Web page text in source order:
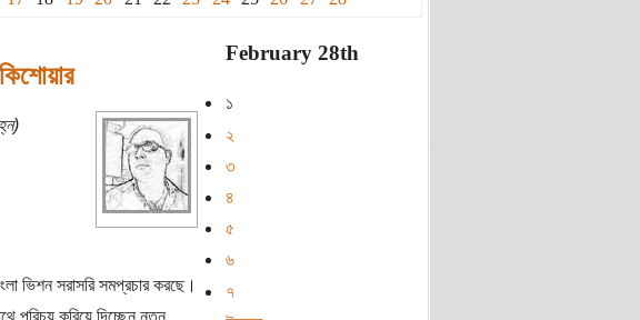
ভিশন সরাসরি সমপ্রচার করছে।
পরিচয় করিয়ে দিচ্ছেন নতুন
February 28th
১
২
৩
৪
৫
৬
৭